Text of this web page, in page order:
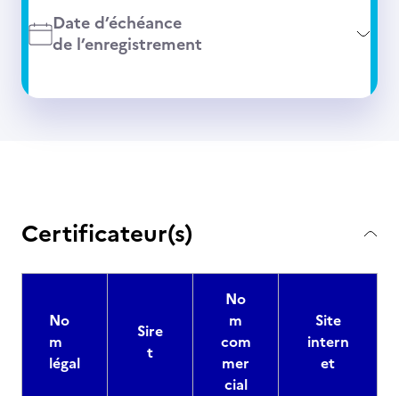
Date d’échéance
de l’enregistrement
Certificateur(s)
No
m
légal
Sire
t
No
m
com
mer
cial
Site
intern
et